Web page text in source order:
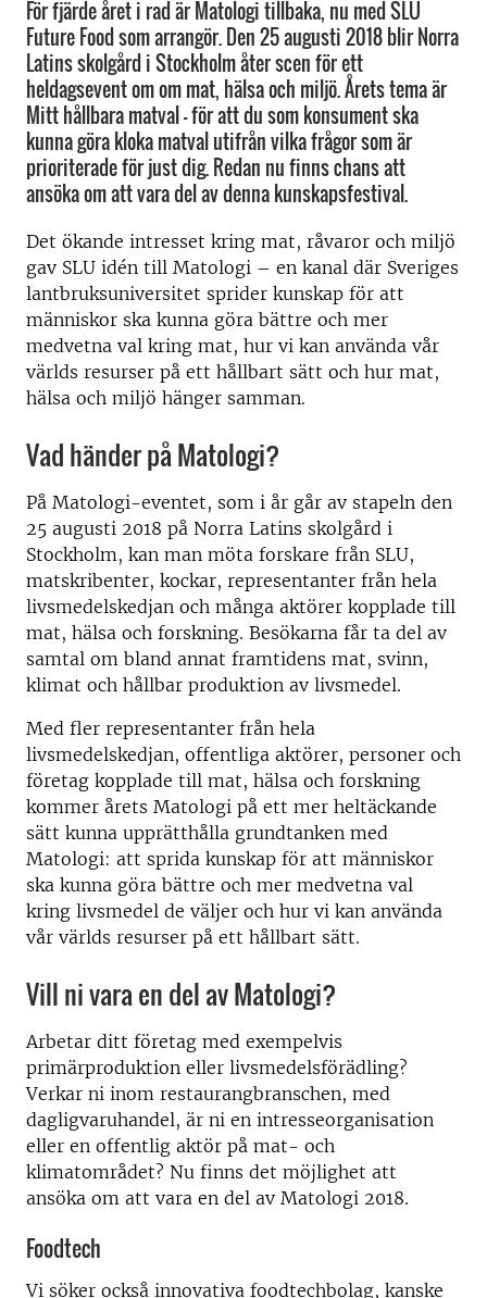
För fjärde året i rad är Matologi tillbaka, nu med SLU
Future Food som arrangör. Den 25 augusti 2018 blir Norra
Latins skolgård i Stockholm åter scen för ett
heldagsevent om om mat, hälsa och miljö. Årets tema är
Mitt hållbara matval - för att du som konsument ska
kunna göra kloka matval utifrån vilka frågor som är
prioriterade för just dig. Redan nu finns chans att
ansöka om att vara del av denna kunskapsfestival.
Det ökande intresset kring mat, råvaror och miljö
gav SLU idén till Matologi – en kanal där Sveriges
lantbruksuniversitet sprider kunskap för att
människor ska kunna göra bättre och mer
medvetna val kring mat, hur vi kan använda vår
världs resurser på ett hållbart sätt och hur mat,
hälsa och miljö hänger samman.
Vad händer på Matologi?
På Matologi-eventet, som i år går av stapeln den
25 augusti 2018 på Norra Latins skolgård i
Stockholm, kan man möta forskare från SLU,
matskribenter, kockar, representanter från hela
livsmedelskedjan och många aktörer kopplade till
mat, hälsa och forskning. Besökarna får ta del av
samtal om bland annat framtidens mat, svinn,
klimat och hållbar produktion av livsmedel.
Med fler representanter från hela
livsmedelskedjan, offentliga aktörer, personer och
företag kopplade till mat, hälsa och forskning
kommer årets Matologi på ett mer heltäckande
sätt kunna upprätthålla grundtanken med
Matologi: att sprida kunskap för att människor
ska kunna göra bättre och mer medvetna val
kring livsmedel de väljer och hur vi kan använda
vår världs resurser på ett hållbart sätt.
Vill ni vara en del av Matologi?
Arbetar ditt företag med exempelvis
primärproduktion eller livsmedelsförädling?
Verkar ni inom restaurangbranschen, med
dagligvaruhandel, är ni en intresseorganisation
eller en offentlig aktör på mat- och
klimatområdet? Nu finns det möjlighet att
ansöka om att vara en del av Matologi 2018.
Foodtech
Vi söker också innovativa foodtechbolag, kanske